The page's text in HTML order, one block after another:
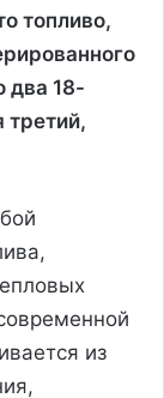
топливо,
два 18-
третий,
из